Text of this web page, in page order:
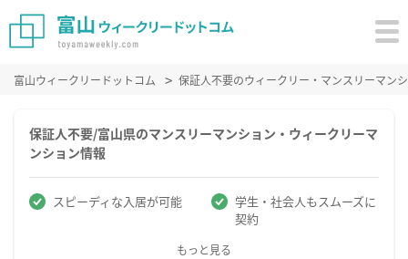
富山ウィークリードットコム 保証人不要のウィークリー・マンスリーマン
保証人不要/富山県のマンスリーマンション・ウィークリーマ
ンション情報
スピーディな入居が可能
学生・社会人もスムーズに
契約
もっと見る